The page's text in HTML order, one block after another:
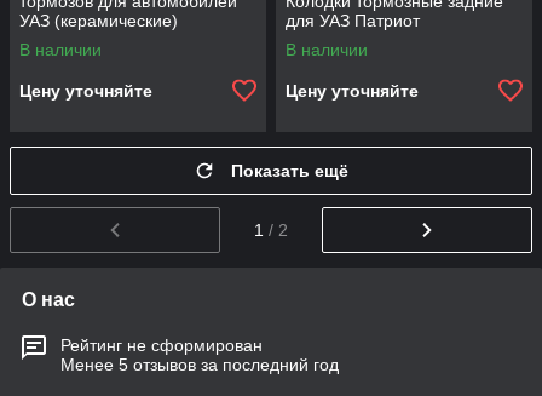
УАЗ (керамические)
В наличии
Цену уточняйте
для УАЗ Патриот
В наличии
Цену уточняйте
Показать ещё
1 / 2
О нас
Рейтинг не сформирован
Менее 5 отзывов за последний год